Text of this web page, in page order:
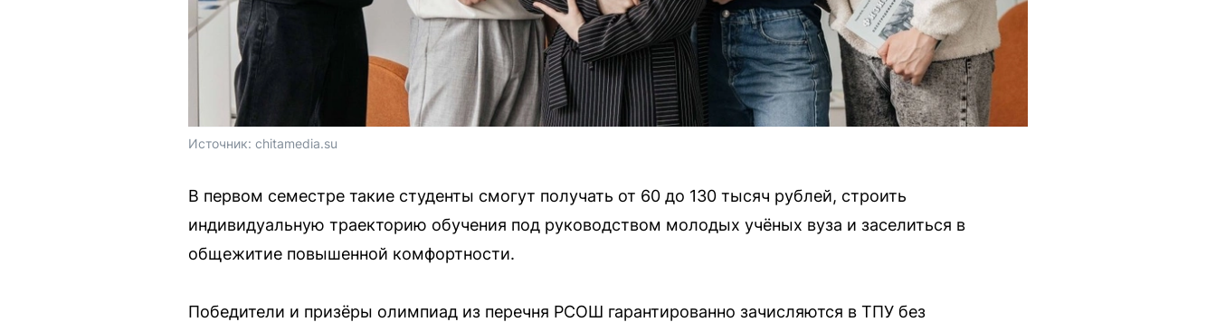
Источник: chitamedia.su
В первом семестре такие студенты смогут получать от 60 до 130 тысяч рублей, строить
индивидуальную траекторию обучения под руководством молодых учёных вуза и заселиться в
общежитие повышенной комфортности.
Победители и призёры олимпиад из перечня РСОШ гарантированно зачисляются в ТПУ без